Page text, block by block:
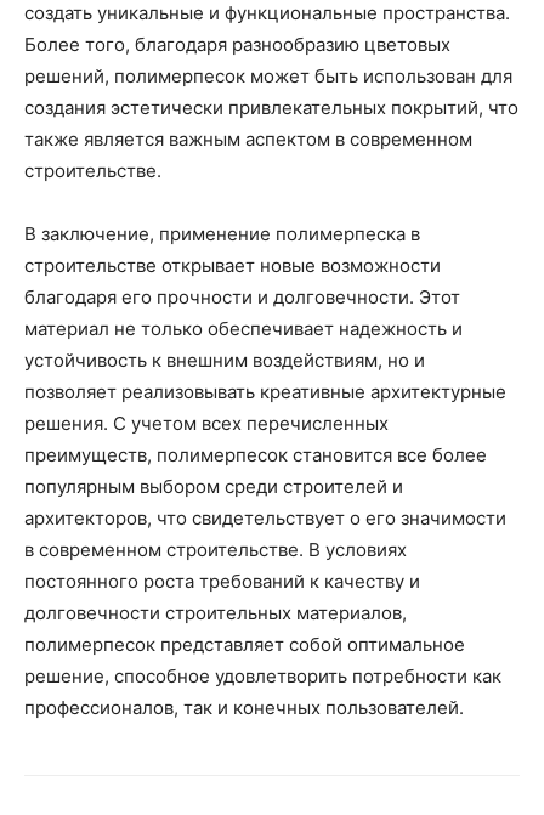
создать уникальные и функциональные пространства.
Более того, благодаря разнообразию цветовых
решений, полимерпесок может быть использован для
создания эстетически привлекательных покрытий, что
также является важным аспектом в современном
строительстве.
В заключение, применение полимерпеска в
строительстве открывает новые возможности
благодаря его прочности и долговечности. Этот
материал не только обеспечивает надежность и
устойчивость к внешним воздействиям, но и
позволяет реализовывать креативные архитектурные
решения. С учетом всех перечисленных
преимуществ, полимерпесок становится все более
популярным выбором среди строителей и
архитекторов, что свидетельствует о его значимости
в современном строительстве. В условиях
постоянного роста требований к качеству и
долговечности строительных материалов,
полимерпесок представляет собой оптимальное
решение, способное удовлетворить потребности как
профессионалов, так и конечных пользователей.